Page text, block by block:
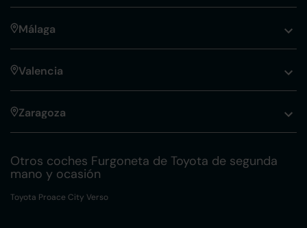
Málaga
Valencia
Zaragoza
Otros coches Furgoneta de Toyota de segunda
mano y ocasión
Toyota Proace City Verso